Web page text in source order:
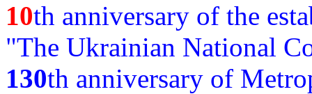
10th anniversary of the
"The Ukrainian National
130th anniversary of